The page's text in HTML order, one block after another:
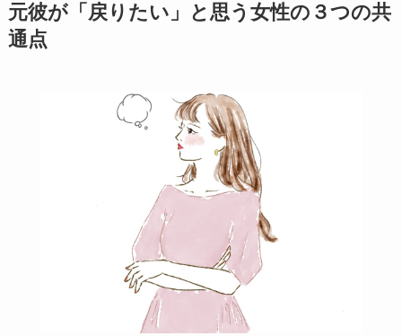
元彼が「戻りたい」と思う女性の３つの共
通点